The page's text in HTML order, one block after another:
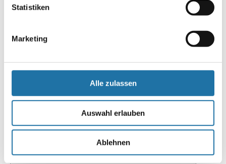
Statistiken
Marketing
Alle zulassen
Auswahl erlauben
Ablehnen
Kommentar*